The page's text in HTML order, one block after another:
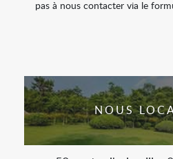
pas à nous contacter via le
NOUS